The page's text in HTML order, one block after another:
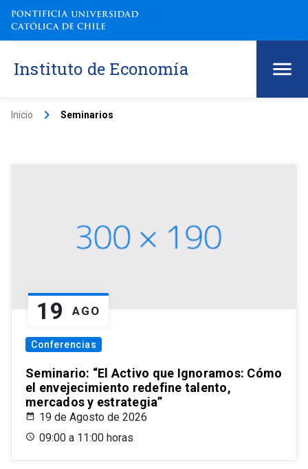
Instituto de Economía
Inicio keyboard_arrow_right Seminarios
19 AGO
Conferencias
Seminario: “El Activo que Ignoramos: Cómo
el envejecimiento redefine talento,
mercados y estrategia”
19 de Agosto de 2026
09:00 a 11:00 horas